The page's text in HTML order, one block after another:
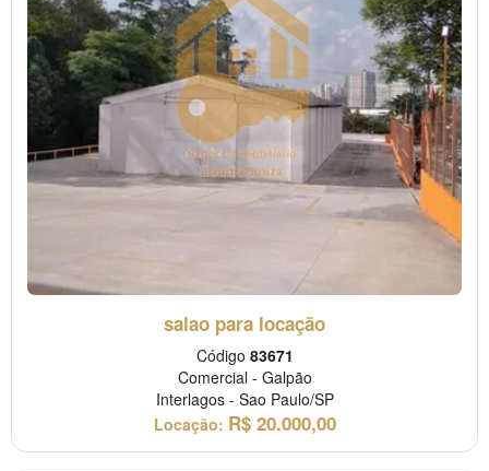
salao para locação
Código 83671
Comercial - Galpão
Interlagos - Sao Paulo/SP
Locação: R$ 20.000,00